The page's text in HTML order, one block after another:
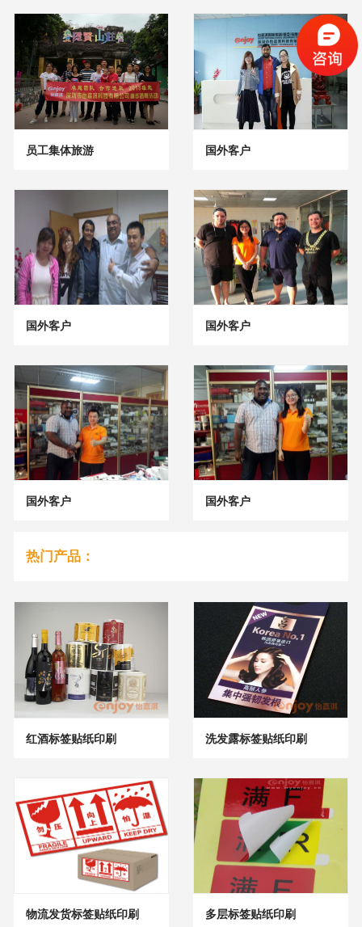
员工集体旅游 国外客户
国外客户 国外客户
国外客户 国外客户
热门产品：
红酒标签贴纸印刷 洗发露标签贴纸印刷
物流发货标签贴纸印刷 多层标签贴纸印刷